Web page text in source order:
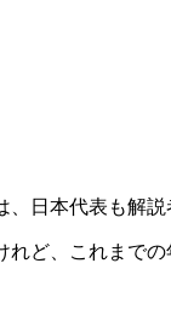
日本代表も解説
ど、これまで